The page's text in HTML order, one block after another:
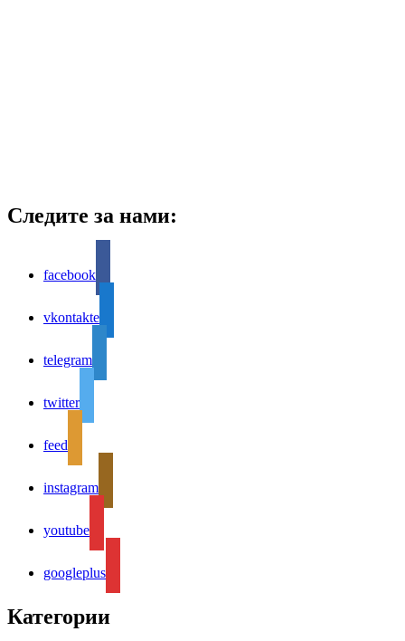
Следите за нами:
facebook
vkontakte
telegram
twitter
feed
instagram
youtube
googleplus
Категории